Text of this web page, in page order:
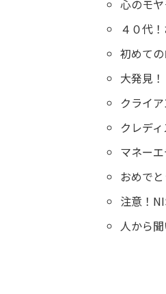
心のモ
４０代
初めて
大発見
クライ
クレデ
マネー
おめで
注意！
人から